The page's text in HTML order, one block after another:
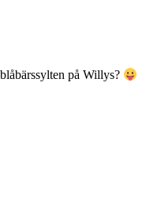
på Willys?